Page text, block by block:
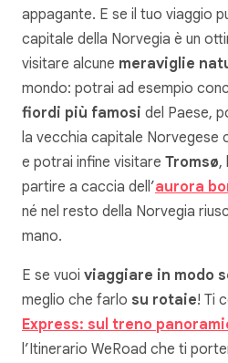
appagante. E se il tuo viaggio
capitale della Norvegia è un
visitare alcune meraviglie
mondo: potrai ad esempio
fiordi più famosi del Paese,
la vecchia capitale Norvegese
e potrai infine visitare Tromsø,
partire a caccia dell’aurora
né nel resto della Norvegia
mano.
E se vuoi viaggiare in modo
meglio che farlo su rotaie! Ti
Express: sul treno
l’Itinerario WeRoad che ti